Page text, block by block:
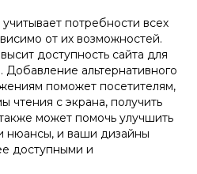
потребности всех
от их возможностей.
доступность сайта для
альтернативного
поможет посетителям,
чтения с экрана, получить
может помочь улучшить
нюансы, и ваши дизайны
доступными и